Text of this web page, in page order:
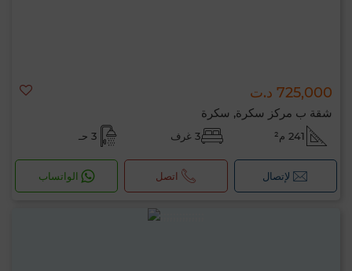
725,000 د.ت
شقة ب مركز سكرة, سكرة
241 م² 3 غرف 3 حـ
لإتصال اتصل الواتساب